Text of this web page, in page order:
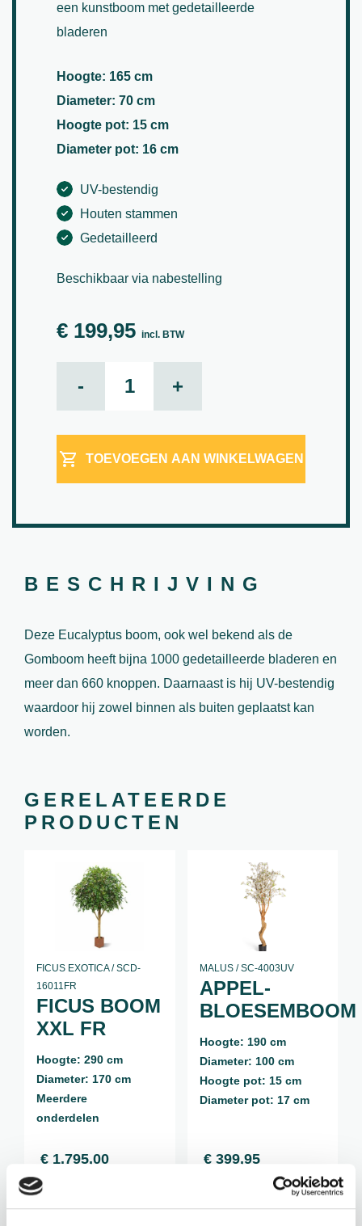
een kunstboom met gedetailleerde
bladeren
Hoogte: 165 cm
Diameter: 70 cm
Hoogte pot: 15 cm
Diameter pot: 16 cm
UV-bestendig
Houten stammen
Gedetailleerd
Beschikbaar via nabestelling
€ 199,95 incl. BTW
- +
TOEVOEGEN AAN WINKELWAGEN
BESCHRIJVING
Deze Eucalyptus boom, ook wel bekend als de
Gomboom heeft bijna 1000 gedetailleerde bladeren en
meer dan 660 knoppen. Daarnaast is hij UV-bestendig
waardoor hij zowel binnen als buiten geplaatst kan
worden.
GERELATEERDE
PRODUCTEN
FICUS EXOTICA / SCD-
16011FR
FICUS BOOM
XXL FR
Hoogte: 290 cm
Diameter: 170 cm
Meerdere
onderdelen
€ 1.795,00
MALUS / SC-4003UV
APPEL-
BLOESEMBOOM
Hoogte: 190 cm
Diameter: 100 cm
Hoogte pot: 15 cm
Diameter pot: 17 cm
€399,95